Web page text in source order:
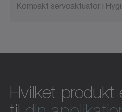
Kompakt servoaktuator i
Hvilket produkt